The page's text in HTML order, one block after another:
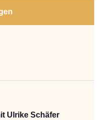
Ulrike Schäfer